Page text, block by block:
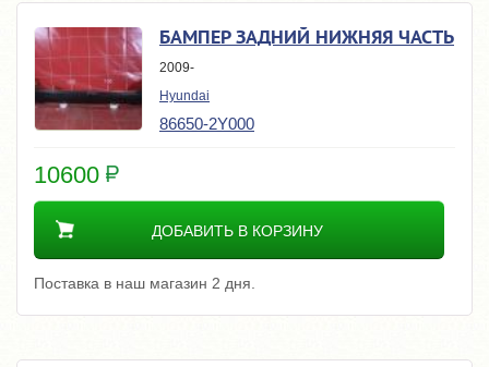
БАМПЕР ЗАДНИЙ НИЖНЯЯ ЧАСТЬ
2009-
Hyundai
86650-2Y000
10600
ДОБАВИТЬ В КОРЗИНУ
Поставка в наш магазин 2 дня.